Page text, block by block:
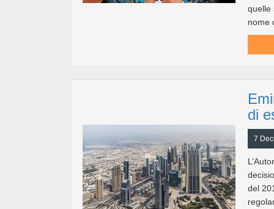
quelle
nome
di
7
del